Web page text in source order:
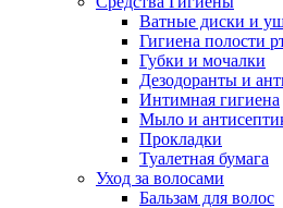
Ватные диски и
Гигиена полости
Губки и мочалки
Дезодоранты и
Интимная гигиена
Мыло и
Прокладки
Туалетная бумага
Уход за волосами
Бальзам для волос